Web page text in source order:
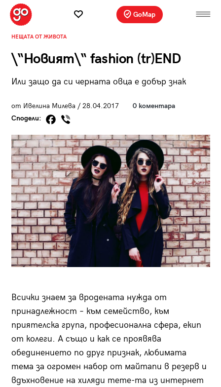
GoMap
НЕЩАТА ОТ ЖИВОТА
\“Новият\“ fashion (tr)END
Или защо да си черната овца е добър знак
от Ивелина Милева / 28.04.2017
0 коментара
Сподели:
Всички знаем за вродената нужда от
принадлежност – към семейство, към
приятелска група, професионална сфера, екип
от колеги. А също и как се проявява
обединението по друг признак, любимата
тема за огромен набор от майтапи в резерв и
вдъхновение на хиляди meme-та из интернет